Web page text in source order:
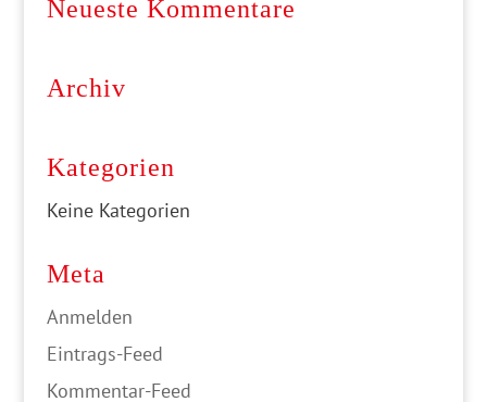
Neueste Kommentare
Archiv
Kategorien
Keine Kategorien
Meta
Anmelden
Eintrags-Feed
Kommentar-Feed